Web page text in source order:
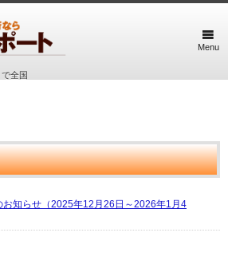
で全国
Menu
お知らせ（2025年12月26日～2026年1月4